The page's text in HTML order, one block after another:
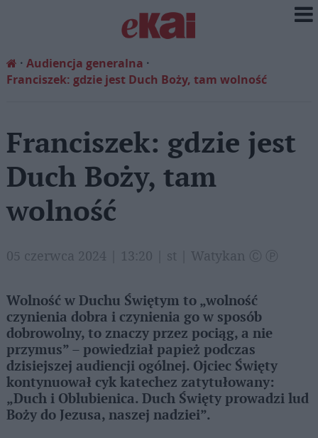
Audiencja generalna
Franciszek: gdzie jest Duch Boży, tam wolność
Franciszek: gdzie jest
Duch Boży, tam
wolność
05 czerwca 2024 | 13:20 | st | Watykan Ⓒ Ⓟ
Wolność w Duchu Świętym to „wolność
czynienia dobra i czynienia go w sposób
dobrowolny, to znaczy przez pociąg, a nie
przymus” – powiedział papież podczas
dzisiejszej audiencji ogólnej. Ojciec Święty
kontynuował cyk katechez zatytułowany:
„Duch i Oblubienica. Duch Święty prowadzi lud
Boży do Jezusa, naszej nadziei”.